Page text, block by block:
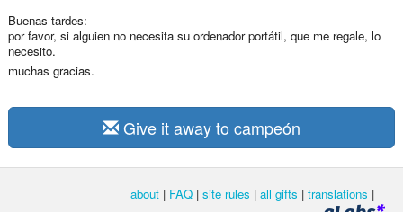
Buenas tardes:
por favor, si alguien no necesita su ordenador portátil, que me regale, lo
necesito.
muchas gracias.
Give it away to campeón
about | FAQ | site rules | all gifts | translations |